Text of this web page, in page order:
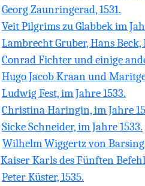
Georg Zaunringerad, 1531.
Veit Pilgrims zu Glabbek im
Lambrecht Gruber, Hans Beck,
Conrad Fichter und einige
Hugo Jacob Kraan und
Ludwig Fest, im Jahre 1533.
Christina Haringin, im Jahre
Sicke Schneider, im Jahre 1533.
Wilhelm Wiggertz von
Kaiser Karls des Fünften
Peter Küster, 1535.